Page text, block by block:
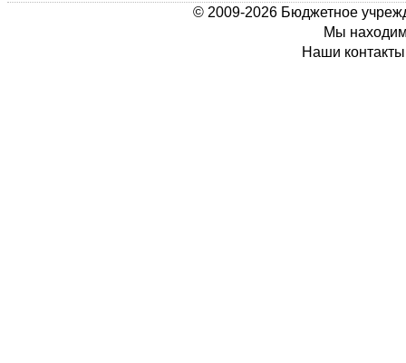
© 2009-2026 Бюджетное
Мы
Наши